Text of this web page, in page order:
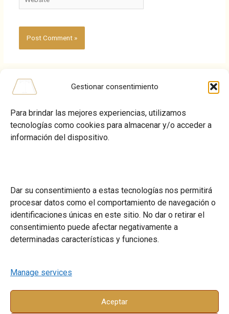
Gestionar consentimiento
Para brindar las mejores experiencias, utilizamos
tecnologías como cookies para almacenar y/o acceder a
información del dispositivo.
Dar su consentimiento a estas tecnologías nos permitirá
procesar datos como el comportamiento de navegación o
identificaciones únicas en este sitio. No dar o retirar el
consentimiento puede afectar negativamente a
determinadas características y funciones.
Manage services
Aceptar
Menú
Las Palmas de Gran Canaria, España
Asistencia a estudiantes
Cookie Policy (EU)
Teresa Hernández